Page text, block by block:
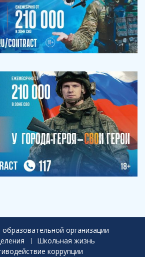
организации
Школьная жизнь
коррупции